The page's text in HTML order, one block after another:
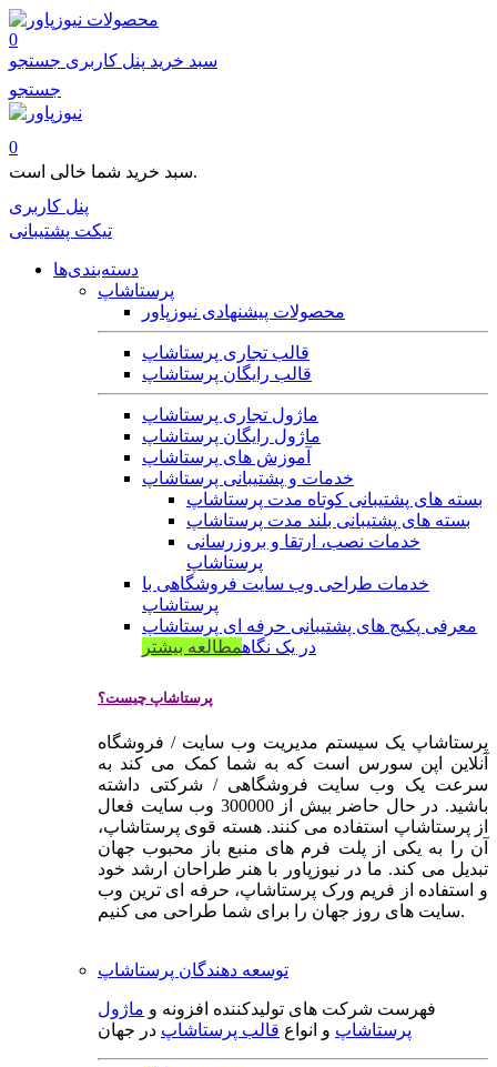
محصولات
0
سبد خرید پنل کاربری جستجو
جستجو
0
سبد خرید شما خالی است.
پنل کاربری
تیکت پشتیبانی
دسته‌بندی‌ها
پرستاشاپ
محصولات پیشنهادی نیوزپاور
قالب تجاری پرستاشاپ
قالب رایگان پرستاشاپ
ماژول تجاری پرستاشاپ
ماژول رایگان پرستاشاپ
آموزش های پرستاشاپ
خدمات و پشتیبانی پرستاشاپ
بسته های پشتیبانی کوتاه مدت پرستاشاپ
بسته های پشتیبانی بلند مدت پرستاشاپ
خدمات نصب، ارتقا و بروزرسانی
پرستاشاپ
خدمات طراحی وب سایت فروشگاهی با
پرستاشاپ
معرفی پکیج های پشتیبانی حرفه ای پرستاشاپ
در یک نگاهمطالعه بیشتر
پرستاشاپ چیست؟
پرستاشاپ یک سیستم مدیریت وب سایت / فروشگاه
آنلاین اپن سورس است که به شما کمک می کند به
سرعت یک وب سایت فروشگاهی / شرکتی داشته
باشید. در حال حاضر بیش از 300000 وب سایت فعال
از پرستاشاپ استفاده می کنند. هسته قوی پرستاشاپ،
آن را به یکی از پلت فرم های منبع باز محبوب جهان
تبدیل می کند. ما در نیوزپاور با هنر طراحان ارشد خود
و استفاده از فریم ورک پرستاشاپ، حرفه ای ترین وب
سایت های روز جهان را برای شما طراحی می کنیم.
توسعه دهندگان پرستاشاپ
فهرست شرکت های تولیدکننده افزونه و ماژول
پرستاشاپ و انواع قالب پرستاشاپ در جهان